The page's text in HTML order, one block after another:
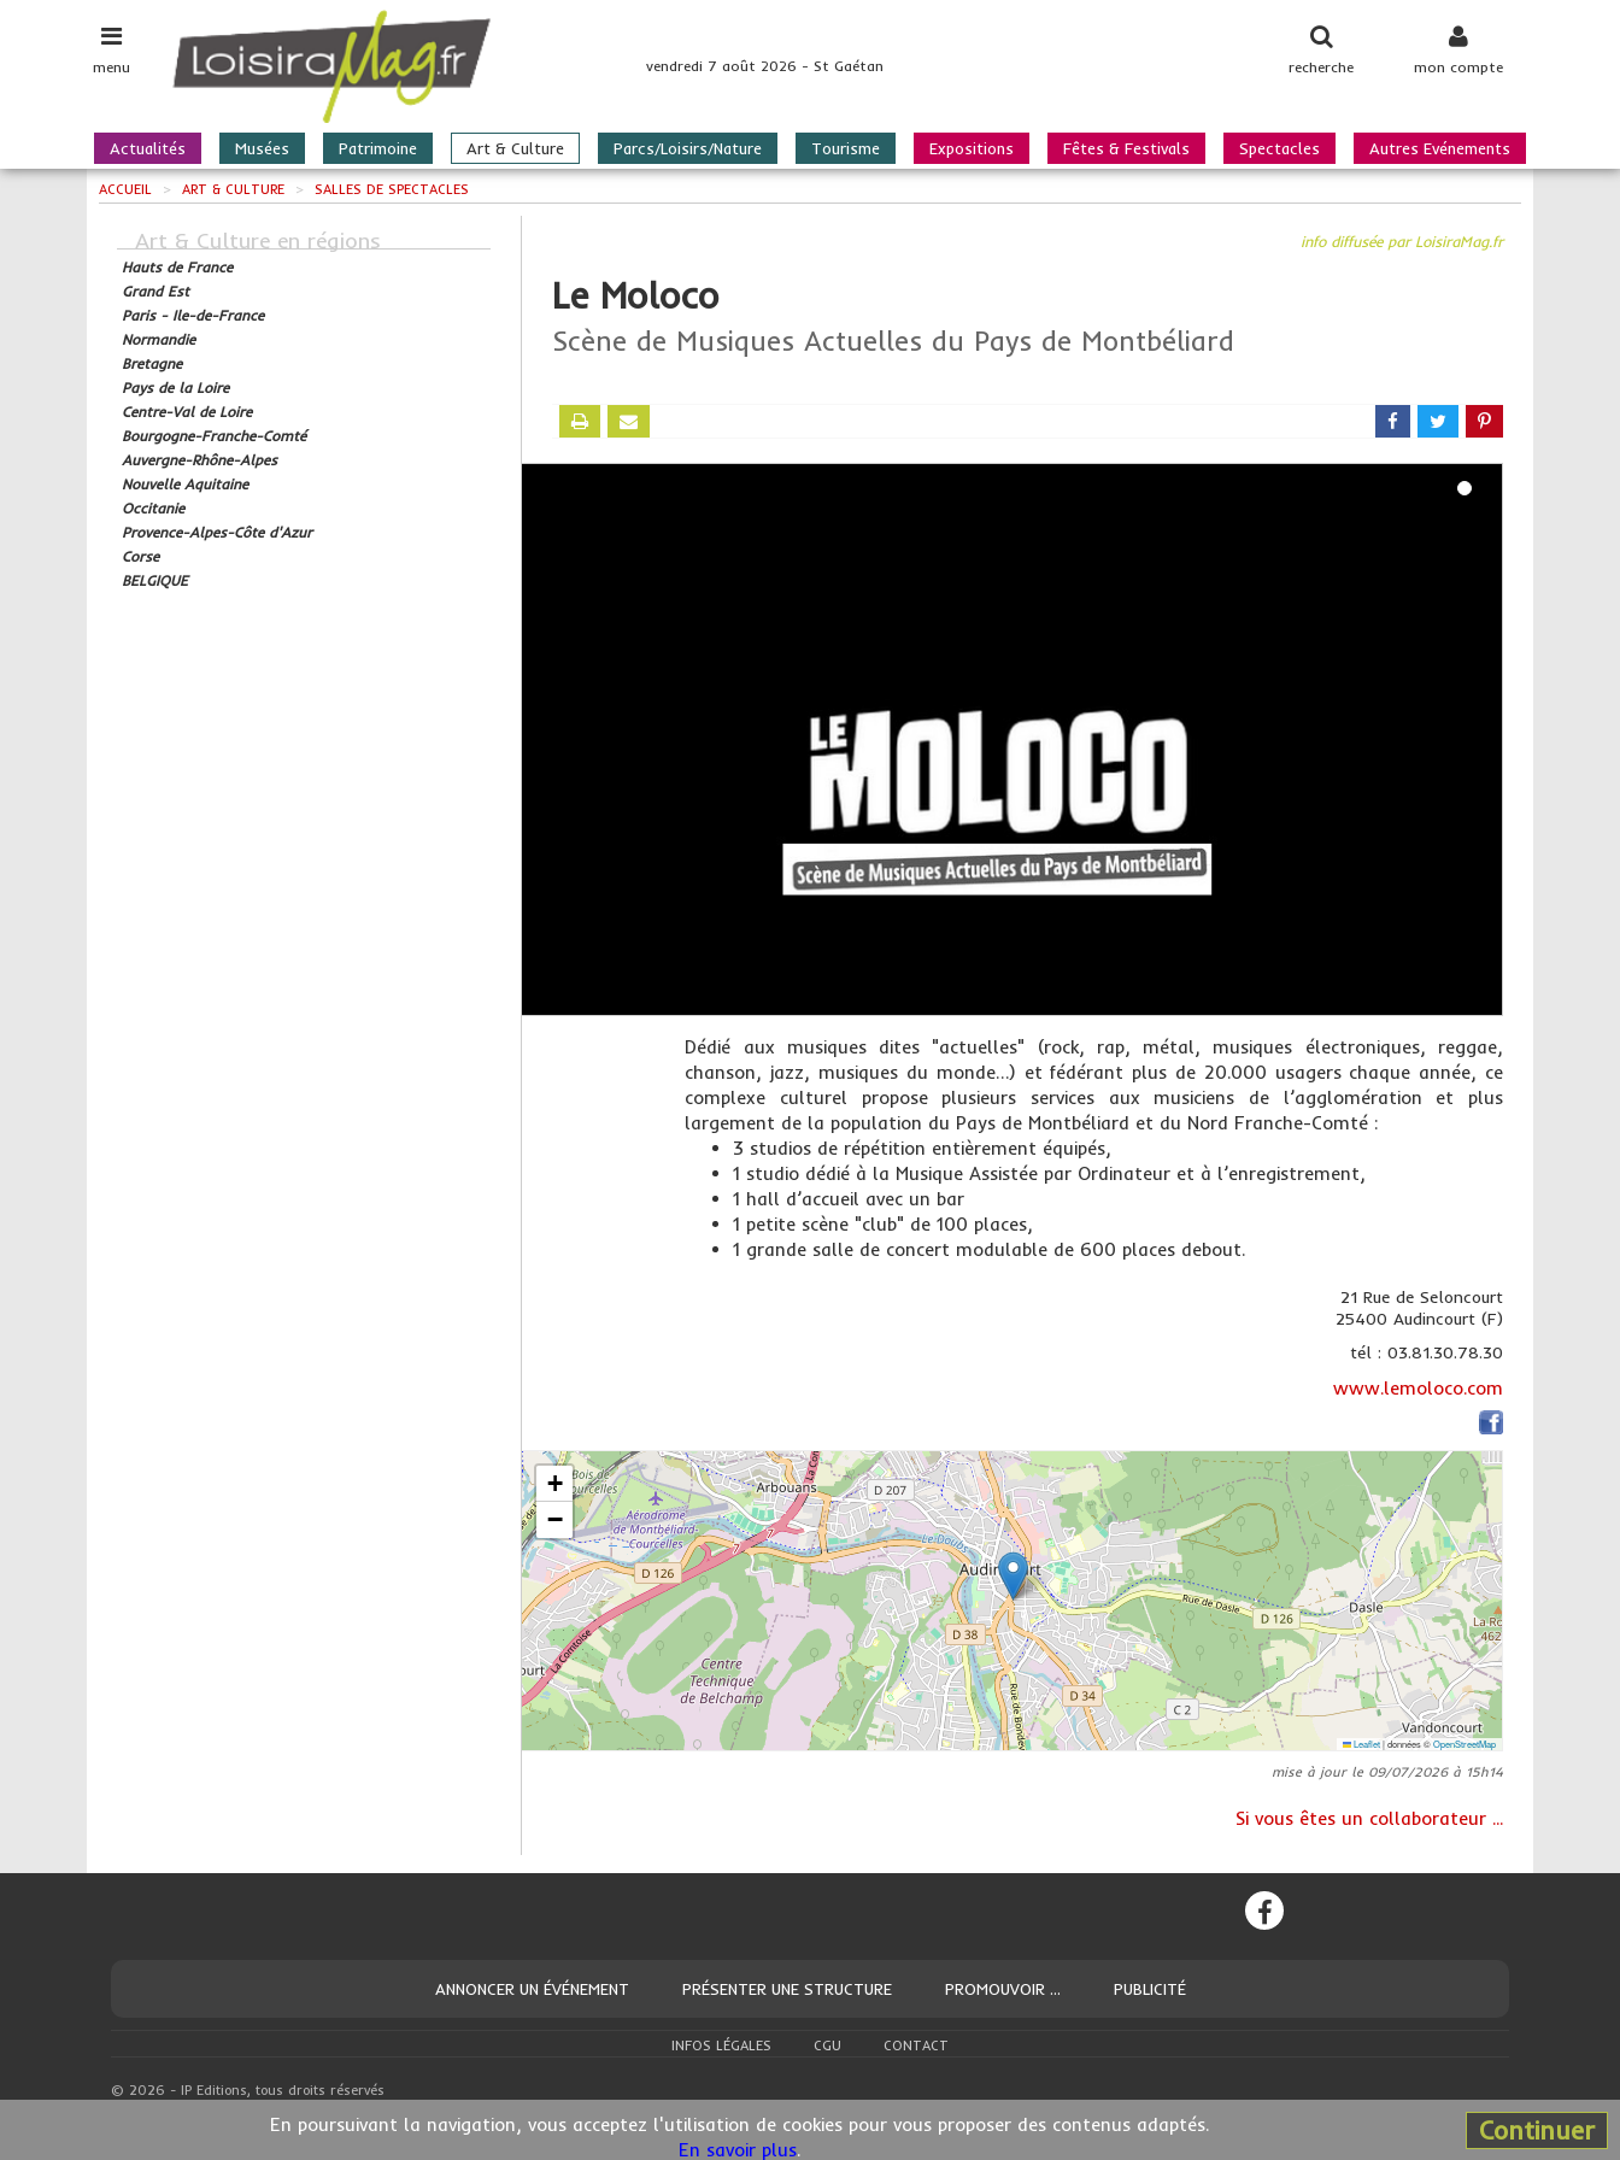
menu mon compte
recherche
vendredi 7 août 2026 - St Gaétan
Actualités Musées Patrimoine Art & Culture Parcs/Loisirs/Nature Tourisme Expositions Fêtes & Festivals Spectacles Autres Evénements
ACCUEIL > ART & CULTURE > SALLES DE SPECTACLES
info diffusée par LoisiraMag.fr
Le Moloco
Scène de Musiques Actuelles du Pays de Montbéliard
Dédié aux musiques dites "actuelles" (rock, rap, métal, musiques électroniques, reggae,
chanson, jazz, musiques du monde…) et fédérant plus de 20.000 usagers chaque année, ce
complexe culturel propose plusieurs services aux musiciens de l’agglomération et plus
largement de la population du Pays de Montbéliard et du Nord Franche-Comté :
3 studios de répétition entièrement équipés,
1 studio dédié à la Musique Assistée par Ordinateur et à l’enregistrement,
1 hall d’accueil avec un bar
1 petite scène "club" de 100 places,
1 grande salle de concert modulable de 600 places debout.
21 Rue de Seloncourt
25400 Audincourt (F)
tél : 03.81.30.78.30
www.lemoloco.com
+
−
Leaflet|données ©OpenStreetMap
mise à jour le 09/07/2026 à 15h14
Si vous êtes un collaborateur ...
Art & Culture en régions
Hauts de France
Grand Est
Paris - Ile-de-France
Normandie
Bretagne
Pays de la Loire
Centre-Val de Loire
Bourgogne-Franche-Comté
Auvergne-Rhône-Alpes
Nouvelle Aquitaine
Occitanie
Provence-Alpes-Côte d'Azur
Corse
BELGIQUE
ANNONCER UN ÉVÉNEMENT PRÉSENTER UNE STRUCTURE PROMOUVOIR ... PUBLICITÉ
INFOS LÉGALES CGU CONTACT
© 2026 - IP Editions, tous droits réservés
Continuer
En poursuivant la navigation, vous acceptez l'utilisation de cookies pour vous proposer des contenus adaptés.
En savoir plus.